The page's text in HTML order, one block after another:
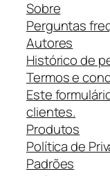
Sobre
Perguntas
Autores
Histórico de
Termos e
Este
clientes.
Produtos
Política de
Padrões